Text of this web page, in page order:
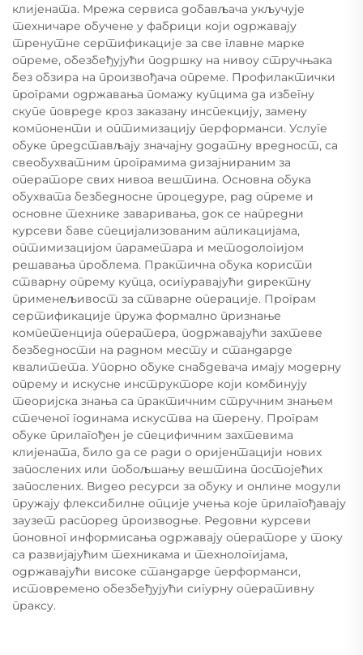
клијената. Мрежа сервиса добављача укључује
техничаре обучене у фабрици који одржавају
тренутне сертификације за све главне марке
опреме, обезбеђујући подршку на нивоу стручњака
без обзира на произвођача опреме. Профилактички
програми одржавања помажу купцима да избегну
скупе повреде кроз заказану инспекцију, замену
компоненти и оптимизацију перформанси. Услуге
обуке представљају значајну додатну вредност, са
свеобухватним програмима дизајнираним за
операторе свих нивоа вештина. Основна обука
обухвата безбедносне процедуре, рад опреме и
основне технике заваривања, док се напредни
курсеви баве специјализованим апликацијама,
оптимизацијом параметара и методологијом
решавања проблема. Практична обука користи
стварну опрему купца, осигуравајући директну
применељивост за стварне операције. Програм
сертификације пружа формално признање
компетенција оператера, подржавајући захтеве
безбедности на радном месту и стандарде
квалитета. Упорно обуке снабдевача имају модерну
опрему и искусне инструкторе који комбинују
теоријска знања са практичним стручним знањем
стеченог годинама искуства на терену. Програм
обуке прилагођен је специфичним захтевима
клијената, било да се ради о оријентацији нових
запослених или побољшању вештина постојећих
запослених. Видео ресурси за обуку и онлине модули
пружају флексибилне опције учења које прилагођавају
заузет распоред производње. Редовни курсеви
поновног информисања одржавају операторе у току
са развијајућим техникама и технологијама,
одржавајући високе стандарде перформанси,
истовремено обезбеђујући сигурну оперативну
праксу.